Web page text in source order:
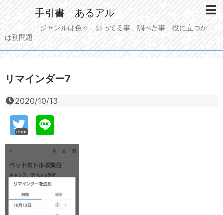
手引書 あるアル
ジャンルは色々 知ってる事、調べた事 役に立つか
は別問題
リマインダー7
2020/10/13
error